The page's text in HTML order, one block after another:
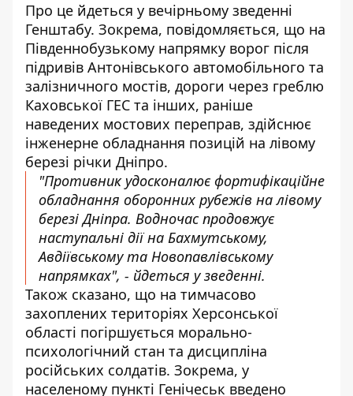
Про це йдеться у вечірньому зведенні
Генштабу. Зокрема, повідомляється, що на
Південнобузькому напрямку ворог після
підривів Антонівського автомобільного та
залізничного мостів, дороги через греблю
Каховської ГЕС та інших, раніше
наведених мостових переправ, здійснює
інженерне обладнання позицій на лівому
березі річки Дніпро.
"Противник удосконалює фортифікаційне
обладнання оборонних рубежів на лівому
березі Дніпра. Водночас продовжує
наступальні дії на Бахмутському,
Авдіївському та Новопавлівському
напрямках", - йдеться у зведенні.
Також сказано, що на тимчасово
захоплених територіях Херсонської
області погіршується морально-
психологічний стан та дисципліна
російських солдатів. Зокрема, у
населеному пункті Генічеськ введено